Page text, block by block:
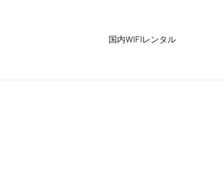
国内WIFIレンタル